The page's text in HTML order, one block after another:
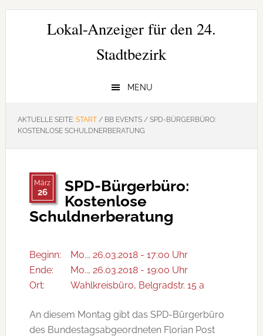
Zur
Hauptnavigation
Zum
Zur
SeitenspalteLokal-Anzeiger für den 24.
Stadtbezirk
MENU
AKTUELLE SEITE: START /BB EVENTS /SPD-BÜRGERBÜRO:
KOSTENLOSE SCHULDNERBERATUNG
März
26
SPD-Bürgerbüro:
Kostenlose
Schuldnerberatung
Beginn:
Mo.., 26.03.2018 - 17:00 Uhr
Ende:
Mo.., 26.03.2018 - 19:00 Uhr
Ort:
Wahlkreisbüro, Belgradstr. 15 a
An diesem Montag gibt das SPD-Bürgerbüro
des Bundestagsabgeordneten Florian Post